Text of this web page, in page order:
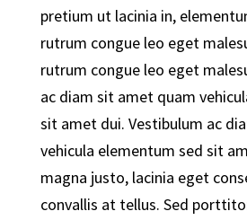
pretium ut lacinia in,
rutrum congue leo eget
rutrum congue leo eget
ac diam sit amet quam
sit amet dui. Vestibulum ac
vehicula elementum sed sit
magna justo, lacinia eget
convallis at tellus. Sed